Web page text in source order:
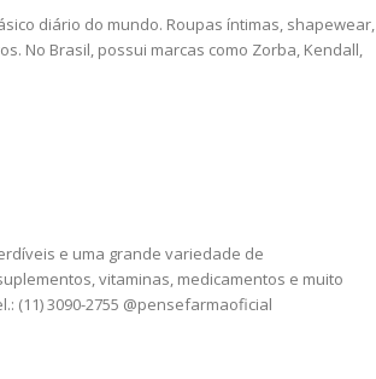
diário do mundo. Roupas íntimas, shapewear,
No Brasil, possui marcas como Zorba, Kendall,
e uma grande variedade de
vitaminas, medicamentos e muito
(11) 3090-2755 @pensefarmaoficial